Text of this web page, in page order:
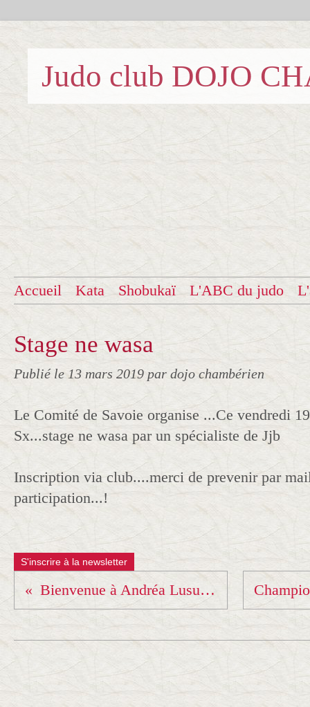
Judo club DOJO
Accueil Kata Shobukaï L'ABC du judo
Stage ne wasa
Publié le 13 mars 2019 par dojo chambérien
Le Comité de Savoie organise ...Ce vendredi
Sx...stage ne wasa par un spécialiste de Jjb
Inscription via club....merci de prevenir par
participation...!
S'inscrire à la newsletter
Bienvenue à Andréa Lusumbu !